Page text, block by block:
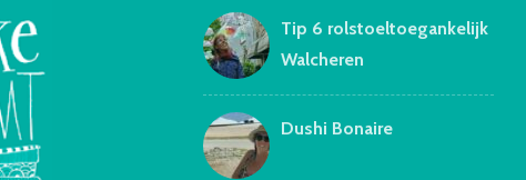
Tip 6 rolstoeltoegankelijk
Walcheren
Dushi Bonaire